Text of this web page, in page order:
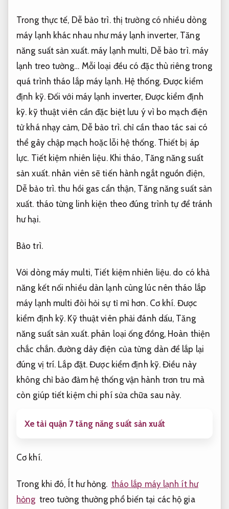
Trong thực tế, Dễ bảo trì.thị trường có nhiều dòng
máy lạnh khác nhau như máy lạnh inverter, Tăng
năng suất sản xuất.máy lạnh multi, Dễ bảo trì.máy
lạnh treo tường… Mỗi loại đều có đặc thù riêng trong
quá trình tháo lắp máy lạnh. Hệ thống. Được kiểm
định kỹ.Đối với máy lạnh inverter, Được kiểm định
kỹ. kỹ thuật viên cần đặc biệt lưu ý vì bo mạch điện
tử khá nhạy cảm, Dễ bảo trì.chỉ cần thao tác sai có
thể gây chập mạch hoặc lỗi hệ thống. Thiết bị áp
lực. Tiết kiệm nhiên liệu.Khi tháo, Tăng năng suất
sản xuất.nhân viên sẽ tiến hành ngắt nguồn điện,
Dễ bảo trì. thu hồi gas cẩn thận, Tăng năng suất sản
xuất. tháo từng linh kiện theo đúng trình tự để tránh
hư hại.
Bảo trì.
Với dòng máy multi, Tiết kiệm nhiên liệu. do có khả
năng kết nối nhiều dàn lạnh cùng lúc nên tháo lắp
máy lạnh multi đòi hỏi sự tỉ mỉ hơn. Cơ khí. Được
kiểm định kỹ. Kỹ thuật viên phải đánh dấu, Tăng
năng suất sản xuất.phân loại ống đồng, Hoàn thiện
chắc chắn. đường dây điện của từng dàn để lắp lại
đúng vị trí. Lắp đặt. Được kiểm định kỹ. Điều này
không chỉ bảo đảm hệ thống vận hành trơn tru mà
còn giúp tiết kiệm chi phí sửa chữa sau này.
Xe tải quận 7 tăng năng suất sản xuất
Cơ khí.
Trong khi đó, Ít hư hỏng. tháo lắp máy lạnh ít hư
hỏng treo tường thường phổ biến tại các hộ gia